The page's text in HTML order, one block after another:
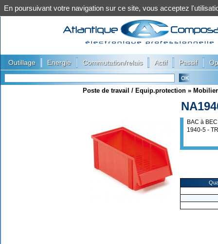
Outillage Energie Commutation/relais Actif Passif
Poste de travail / Equip.protection »
BAC à
1940-5 -
En poursuivant votre navigation sur ce site, vous acceptez